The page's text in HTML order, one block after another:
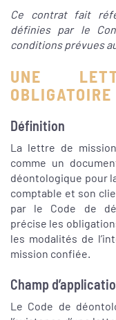
Ce contrat fait
définies par le
conditions prévues
UNE
OBLIGATOIRE
Définition
La lettre de
comme un
déontologique pour
comptable et son
par le Code de
précise les
les modalités de
mission confiée.
Champ
Le Code de